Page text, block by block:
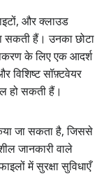
और क्लाउड
सकती हैं। उनका छोटा
के लिए एक आदर्श
विशिष्ट सॉफ़्टवेयर
हो सकती हैं।
जा सकता है, जिससे
जानकारी वाले
में सुरक्षा सुविधाएँ